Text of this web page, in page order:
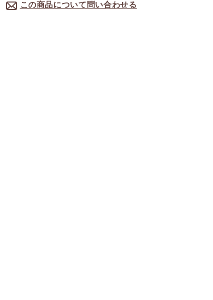
この商品について問い合わせる